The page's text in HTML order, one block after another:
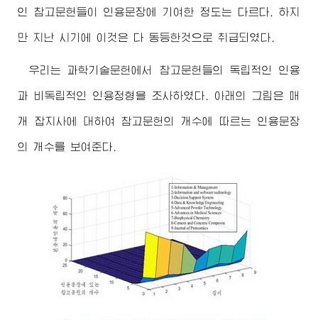
인 참고문헌들이 인용문장에 기여한 정도는 다르다. 하지
만 지난 시기에 이것은 다 동등한것으로 취급되였다.
우리는 과학기술문헌에서 참고문헌들의 독립적인 인용
과 비독립적인 인용정형을 조사하였다. 아래의 그림은 매
개 잡지사에 대하여 참고문헌의 개수에 따르는 인용문장
의 개수를 보여준다.